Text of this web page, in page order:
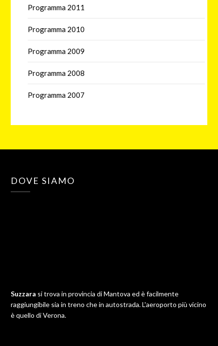
Programma 2011
Programma 2010
Programma 2009
Programma 2008
Programma 2007
DOVE SIAMO
Suzzara si trova in provincia di Mantova ed è facilmente
raggiungibile sia in treno che in autostrada. L'aeroporto più vicino
è quello di Verona.